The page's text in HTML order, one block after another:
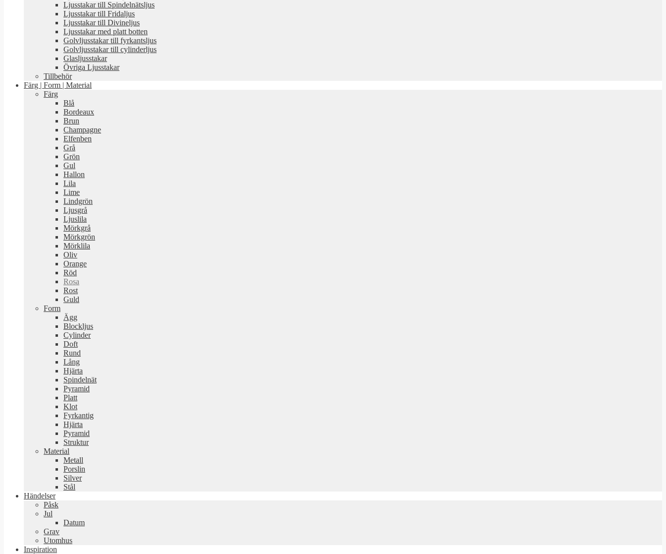
Ljusstakar till Spindelnätsljus
Ljusstakar till Fridaljus
Ljusstakar till Divineljus
Ljusstakar med platt botten
Golvljusstakar till fyrkantsljus
Golvljusstakar till cylinderljus
Glasljusstakar
Övriga Ljusstakar
Tillbehör
Färg | Form | Material
Färg
Blå
Bordeaux
Brun
Champagne
Elfenben
Grå
Grön
Gul
Hallon
Lila
Lime
Lindgrön
Ljusgrå
Ljuslila
Mörkgrå
Mörkgrön
Mörklila
Oliv
Orange
Röd
Rosa
Rost
Guld
Form
Ägg
Blockljus
Cylinder
Doft
Rund
Lång
Hjärta
Spindelnät
Pyramid
Platt
Klot
Fyrkantig
Hjärta
Pyramid
Struktur
Material
Metall
Porslin
Silver
Stål
Händelser
Påsk
Jul
Datum
Grav
Utomhus
Inspiration